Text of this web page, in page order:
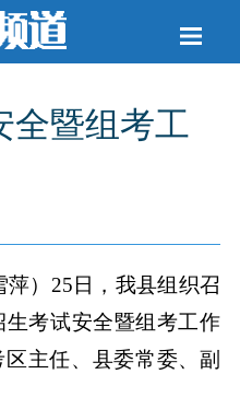
全暨组考工
）25日，我县组织召
考试安全暨组考工作
主任、县委常委、副